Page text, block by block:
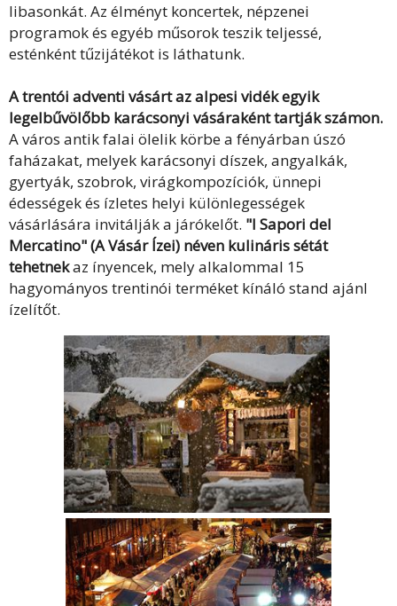
libasonkát. Az élményt koncertek, népzenei
programok és egyéb műsorok teszik teljessé,
esténként tűzijátékot is láthatunk.
A trentói adventi vásárt az alpesi vidék egyik
legelbűvölőbb karácsonyi vásáraként tartják számon.
A város antik falai ölelik körbe a fényárban úszó
faházakat, melyek karácsonyi díszek, angyalkák,
gyertyák, szobrok, virágkompozíciók, ünnepi
édességek és ízletes helyi különlegességek
vásárlására invitálják a járókelőt. "I Sapori del
Mercatino" (A Vásár Ízei) néven kulináris sétát
tehetnekaz ínyencek, mely alkalommal 15
hagyományos trentinói terméket kínáló stand ajánl
ízelítőt.